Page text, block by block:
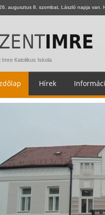
augusztus 8. szombat, László napja van.
Imre Katolikus Iskola
Hírek